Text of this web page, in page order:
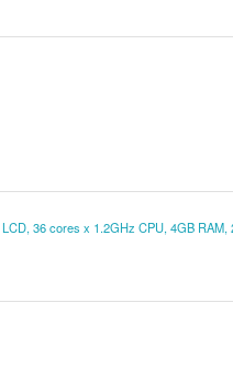
36 cores x 1.2GHz CPU, 4GB